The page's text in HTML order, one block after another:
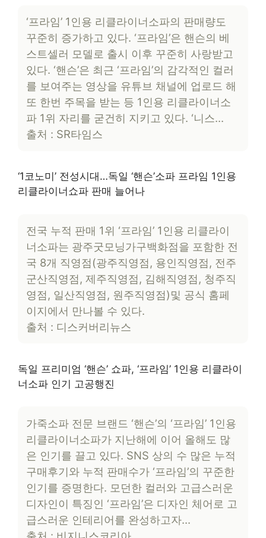
‘프라임’ 1인용 리클라이너소파의 판매량도
꾸준히 증가하고 있다. ‘프라임’은 핸슨의 베
스트셀러 모델로 출시 이후 꾸준히 사랑받고
있다. ‘핸슨’은 최근 ‘프라임’의 감각적인 컬러
를 보여주는 영상을 유튜브 채널에 업로드 해
또 한번 주목을 받는 등 1인용 리클라이너소
파 1위 자리를 굳건히 지키고 있다. ‘니스…
출처 : SR타임스
‘1코노미’ 전성시대…독일 ‘핸슨’소파 프라임 1인용
리클라이너쇼파 판매 늘어나
전국 누적 판매 1위 ‘프라임’ 1인용 리클라이
너소파는 광주굿모닝가구백화점을 포함한 전
국 8개 직영점(광주직영점, 용인직영점, 전주
군산직영점, 제주직영점, 김해직영점, 청주직
영점, 일산직영점, 원주직영점)및 공식 홈페
이지에서 만나볼 수 있다.
출처 : 디스커버리뉴스
독일 프리미엄 ‘핸슨’ 쇼파, ‘프라임’ 1인용 리클라이
너소파 인기 고공행진
가죽소파 전문 브랜드 ‘핸슨’의 ‘프라임’ 1인용
리클라이너소파가 지난해에 이어 올해도 많
은 인기를 끌고 있다. SNS 상의 수 많은 누적
구매후기와 누적 판매수가 ‘프라임’의 꾸준한
인기를 증명한다. 모던한 컬러와 고급스러운
디자인이 특징인 ‘프라임’은 디자인 체어로 고
급스러운 인테리어를 완성하고자…
출처 : 비지니스코리아